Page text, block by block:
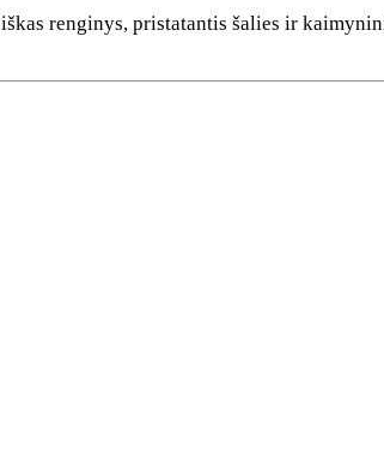
renginys, pristatantis šalies ir